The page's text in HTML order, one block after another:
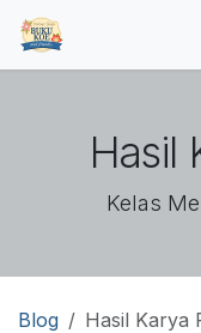
Skip ke Konten
Hasil
Kelas
Blog Hasil Karya